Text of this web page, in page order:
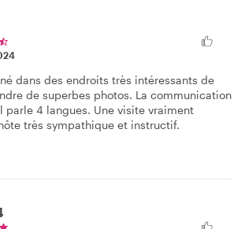
dans des endroits très intéressants de
de superbes photos. La communication
parle 4 langues. Une visite vraiment
très sympathique et instructif.